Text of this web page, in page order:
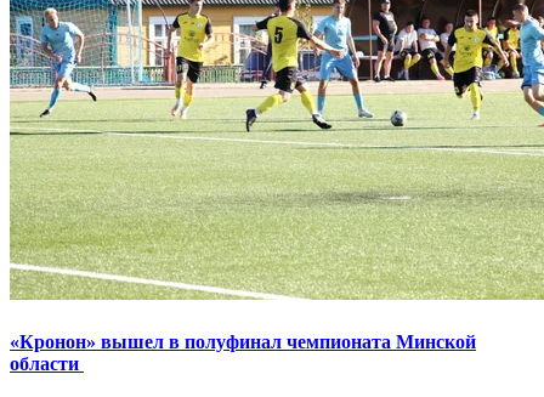
«Кронон» вышел в полуфинал чемпионата Минской
области